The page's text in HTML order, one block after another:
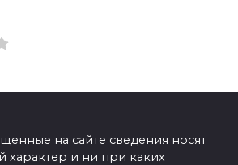
на сайте сведения носят
и ни при каких